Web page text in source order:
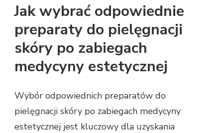
Jak wybrać odpowiednie
preparaty do pielęgnacji
skóry po zabiegach
medycyny estetycznej
Wybór odpowiednich preparatów do
pielęgnacji skóry po zabiegach medycyny
estetycznej jest kluczowy dla uzyskania